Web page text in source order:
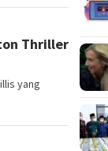
Thriller
yang